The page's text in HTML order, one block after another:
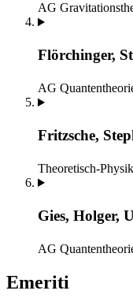
AG
Flörchinger,
AG
Fritzsche,
Theoretisch-
Gies, Holger,
AG
Emeriti